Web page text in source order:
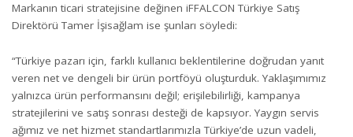
Markanın ticari stratejisine değinen iFFALCON Türkiye Satış
Direktörü Tamer İşisağlam ise şunları söyledi:
“Türkiye pazarı için, farklı kullanıcı beklentilerine doğrudan yanıt
veren net ve dengeli bir ürün portföyü oluşturduk. Yaklaşımımız
yalnızca ürün performansını değil; erişilebilirliği, kampanya
stratejilerini ve satış sonrası desteği de kapsıyor. Yaygın servis
ağımız ve net hizmet standartlarımızla Türkiye’de uzun vadeli,